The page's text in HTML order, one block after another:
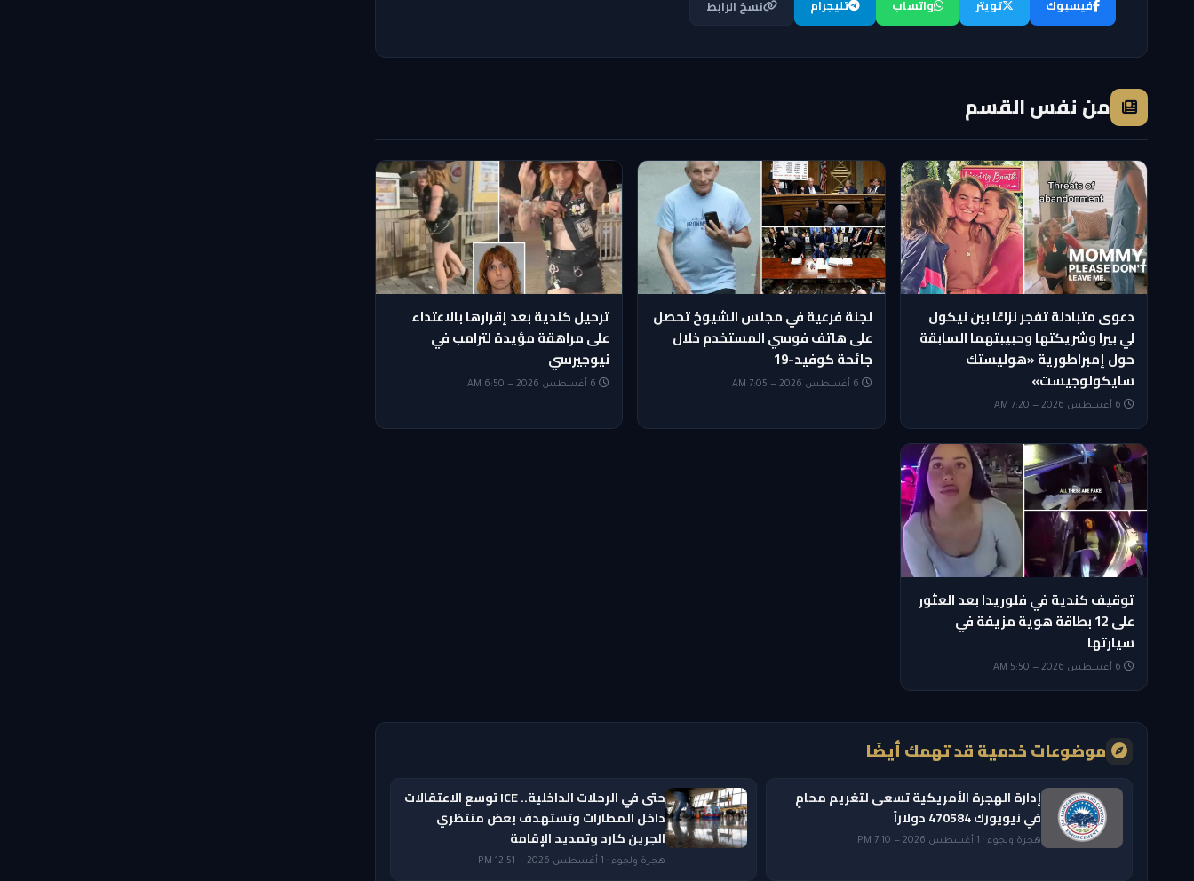
فيسبوك تويتر واتساب تليجرام نسخ الرابط
من نفس القسم
دعوى متبادلة تفجر نزاعًا بين نيكول
لي بيرا وشريكتها وحبيبتهما السابقة
حول إمبراطورية «هوليستك
سايكولوجيست»
لجنة فرعية في مجلس الشيوخ تحصل
على هاتف فوسي المستخدم خلال
جائحة كوفيد-19
ترحيل كندية بعد إقرارها بالاعتداء
على مراهقة مؤيدة لترامب في
نيوجيرسي
6 أغسطس 2026 — 6:50 AM
توقيف كندية في فلوريدا بعد العثور
على 12 بطاقة هوية مزيفة في
سيارتها
موضوعات خدمية قد تهمك أيضًا
إدارة الهجرة الأمريكية تسعى لتغريم محامٍ
في نيويورك 470584 دولاراً
هجرة ولجوء · 1 أغسطس 2026 — 7:10 PM
حتى في الرحلات الداخلية.. ICE توسع الاعتقالات
داخل المطارات وتستهدف بعض منتظري
الجرين كارد وتمديد الإقامة
هجرة ولجوء · 1 أغسطس 2026 — 12:51 PM